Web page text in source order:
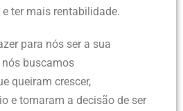
ter mais rentabilidade.
para nós ser a sua
buscamos
queiram crescer,
e tomaram a decisão de ser